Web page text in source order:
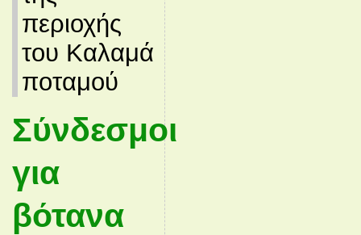
περιοχής
του Καλαμά
ποταμού
Σύνδεσμοι
για
βότανα